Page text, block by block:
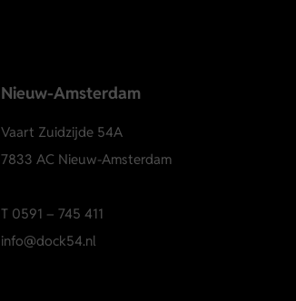
Nieuw-Amsterdam
Vaart Zuidzijde 54A
7833 AC Nieuw-Amsterdam
T 0591 – 745 411
info@dock54.nl